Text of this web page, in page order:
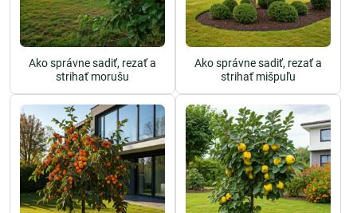
Ako správne sadiť, rezať a
strihať morušu
Ako správne sadiť, rezať a
strihať mišpuľu